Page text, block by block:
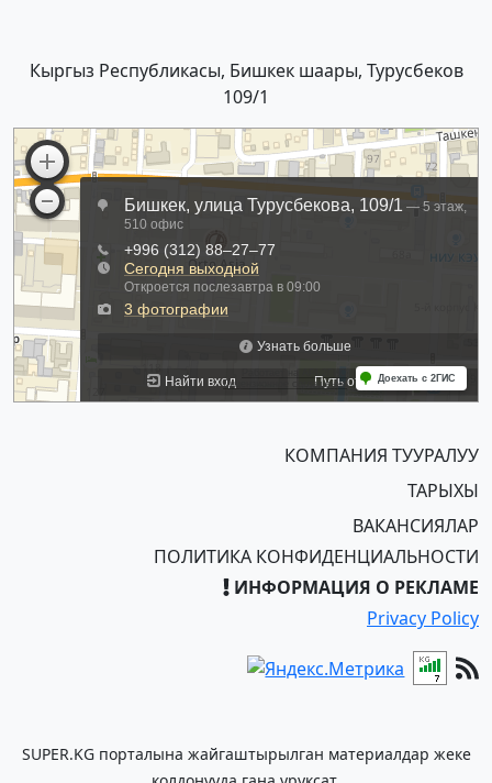
Кыргыз Республикасы, Бишкек шаары, Турусбеков
109/1
КОМПАНИЯ ТУУРАЛУУ
ТАРЫХЫ
ВАКАНСИЯЛАР
ПОЛИТИКА КОНФИДЕНЦИАЛЬНОСТИ
ИНФОРМАЦИЯ О РЕКЛАМЕ
Privacy Policy
SUPER.KG порталына жайгаштырылган материалдар жеке